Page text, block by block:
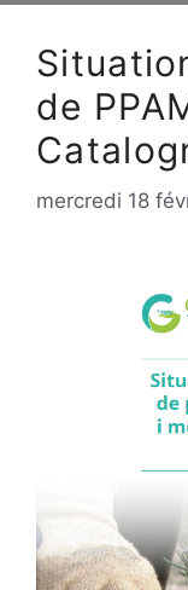
de
mercredi 18